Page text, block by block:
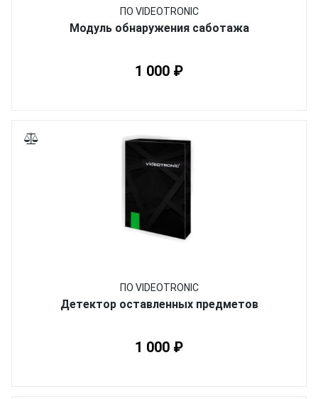
ПО VIDEOTRONIC
Модуль обнаружения саботажа
1 000 ₽
ПО VIDEOTRONIC
Детектор оставленных предметов
1 000 ₽